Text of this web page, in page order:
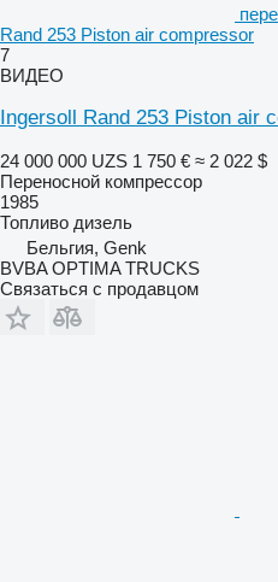
Rand 253 Piston air compressor
7
ВИДЕО
Ingersoll Rand 253 Piston air
24 000 000 UZS 1 750 € ≈ 2 022 $
Переносной компрессор
1985
Топливо дизель
Бельгия, Genk
BVBA OPTIMA TRUCKS
Связаться с продавцом